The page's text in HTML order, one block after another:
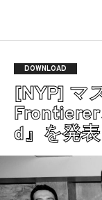
DOWNLOAD
[NYP] マ
d』を発表